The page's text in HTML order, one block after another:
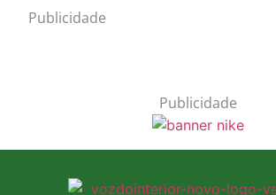
Publicidade
Publicidade